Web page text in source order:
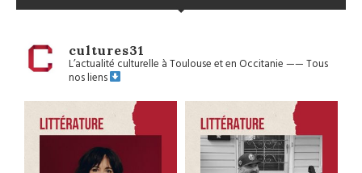
cultures31
L’actualité culturelle à Toulouse et en Occitanie——Tous
nos liens